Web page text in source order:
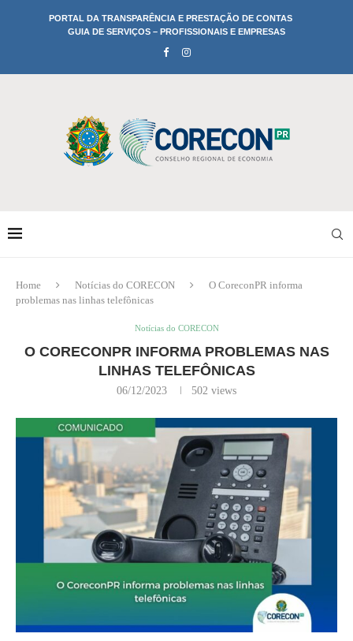
PORTAL DA TRANSPARÊNCIA E PRESTAÇÃO DE CONTAS
GUIA DE SERVIÇOS – PROFISSIONAIS E EMPRESAS
Home Notícias do CORECON
O CoreconPR informa
problemas nas linhas telefônicas
Notícias do CORECON
O CORECONPR INFORMA PROBLEMAS NAS
LINHAS TELEFÔNICAS
06/12/2023 502 views